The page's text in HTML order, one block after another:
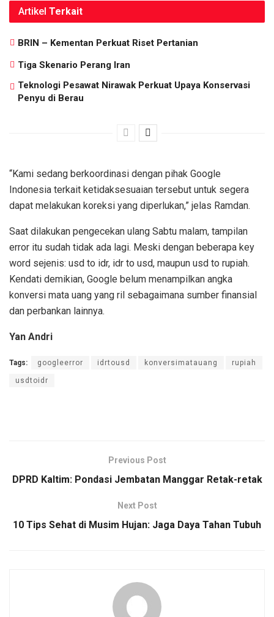
Artikel Terkait
BRIN – Kementan Perkuat Riset Pertanian
Tiga Skenario Perang Iran
Teknologi Pesawat Nirawak Perkuat Upaya Konservasi
Penyu di Berau
“Kami sedang berkoordinasi dengan pihak Google
Indonesia terkait ketidaksesuaian tersebut untuk segera
dapat melakukan koreksi yang diperlukan,” jelas Ramdan.
Saat dilakukan pengecekan ulang Sabtu malam, tampilan
error itu sudah tidak ada lagi. Meski dengan beberapa key
word sejenis: usd to idr, idr to usd, maupun usd to rupiah.
Kendati demikian, Google belum menampilkan angka
konversi mata uang yang ril sebagaimana sumber finansial
dan perbankan lainnya.
Yan Andri
Tags: googleerror idrtousd konversimatauang rupiah
usdtoidr
Previous Post
DPRD Kaltim: Pondasi Jembatan Manggar Retak-retak
Next Post
10 Tips Sehat di Musim Hujan: Jaga Daya Tahan Tubuh